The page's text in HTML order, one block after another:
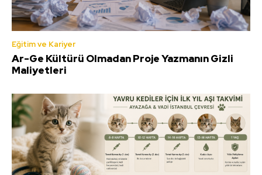
Eğitim ve Kariyer
Ar-Ge Kültürü Olmadan Proje Yazmanın Gizli
Maliyetleri